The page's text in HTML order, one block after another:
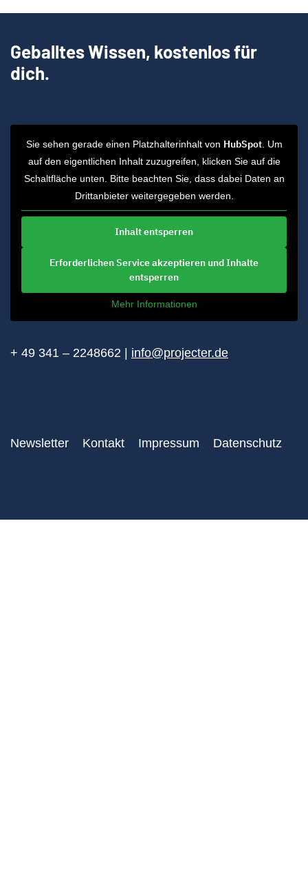
Geballtes Wissen, kostenlos für
dich.
Sie sehen gerade einen Platzhalterinhalt von HubSpot. Um
auf den eigentlichen Inhalt zuzugreifen, klicken Sie auf die
Schaltfläche unten. Bitte beachten Sie, dass dabei Daten an
Drittanbieter weitergegeben werden.
Inhalt entsperren
Erforderlichen Service akzeptieren und Inhalte
entsperren
Mehr Informationen
+ 49 341 – 2248662 | info@projecter.de
Newsletter Kontakt Impressum Datenschutz